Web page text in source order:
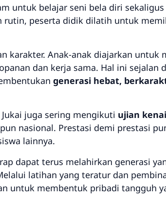
untuk belajar seni bela diri
rutin, peserta didik dilatih untuk
karakter. Anak-anak diajarkan untuk
dan kerja sama. Hal ini sejalan
generasi hebat,
juga sering mengikuti ujian
nasional. Prestasi demi prestasi
lainnya.
dapat terus melahirkan generasi
latihan yang teratur dan
untuk membentuk pribadi tangguh